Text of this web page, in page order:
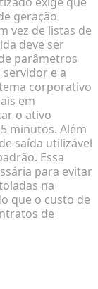
geração
vez de listas de
deve ser
parâmetros
e a
corporativo
em
o ativo
minutos. Além
saída utilizável
Essa
para evitar
na
que o custo de
de